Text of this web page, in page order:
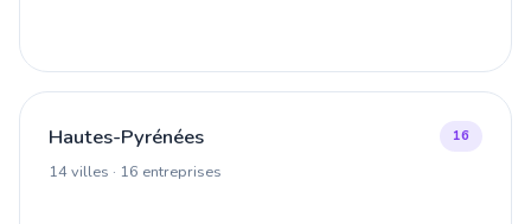
Hautes-Pyrénées
14 villes · 16 entreprises
16